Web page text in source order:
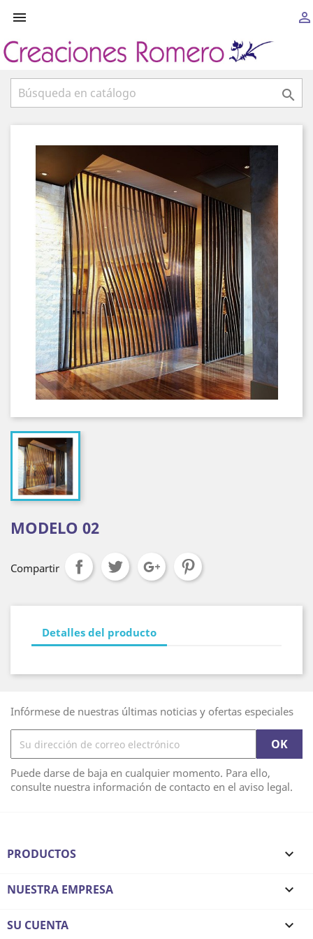
 

MODELO 02
Compartir
Detalles del producto
Infórmese de nuestras últimas noticias y ofertas especiales
Puede darse de baja en cualquier momento. Para ello,
consulte nuestra información de contacto en el aviso legal.
PRODUCTOS 
NUESTRA EMPRESA 
SU CUENTA 